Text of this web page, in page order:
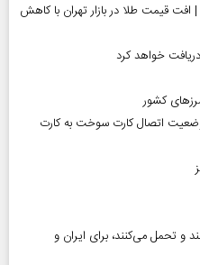
قیمت طلا و سکه امروز ۱۱ مرداد ۱۴۰۵ | افت قیمت طلا در بازار تهران با کاهش
خواهد کرد
وضعیت اتصال کارت سوخت به کارت
و تحمل می‌کنند، برای ایران و